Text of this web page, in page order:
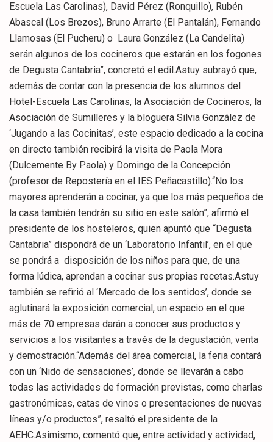
Escuela Las Carolinas), David Pérez (Ronquillo), Rubén
Abascal (Los Brezos), Bruno Arrarte (El Pantalán), Fernando
Llamosas (El Pucheru) o Laura González (La Candelita)
serán algunos de los cocineros que estarán en los fogones
de Degusta Cantabria”, concretó el edil.Astuy subrayó que,
además de contar con la presencia de los alumnos del
Hotel-Escuela Las Carolinas, la Asociación de Cocineros, la
Asociación de Sumilleres y la bloguera Silvia González de
‘Jugando a las Cocinitas’, este espacio dedicado a la cocina
en directo también recibirá la visita de Paola Mora
(Dulcemente By Paola) y Domingo de la Concepción
(profesor de Repostería en el IES Peñacastillo).“No los
mayores aprenderán a cocinar, ya que los más pequeños de
la casa también tendrán su sitio en este salón”, afirmó el
presidente de los hosteleros, quien apuntó que “Degusta
Cantabria” dispondrá de un ‘Laboratorio Infantil’, en el que
se pondrá a disposición de los niños para que, de una
forma lúdica, aprendan a cocinar sus propias recetas.Astuy
también se refirió al ‘Mercado de los sentidos’, donde se
aglutinará la exposición comercial, un espacio en el que
más de 70 empresas darán a conocer sus productos y
servicios a los visitantes a través de la degustación, venta
y demostración.“Además del área comercial, la feria contará
con un ‘Nido de sensaciones’, donde se llevarán a cabo
todas las actividades de formación previstas, como charlas
gastronómicas, catas de vinos o presentaciones de nuevas
líneas y/o productos”, resaltó el presidente de la
AEHC.Asimismo, comentó que, entre actividad y actividad,